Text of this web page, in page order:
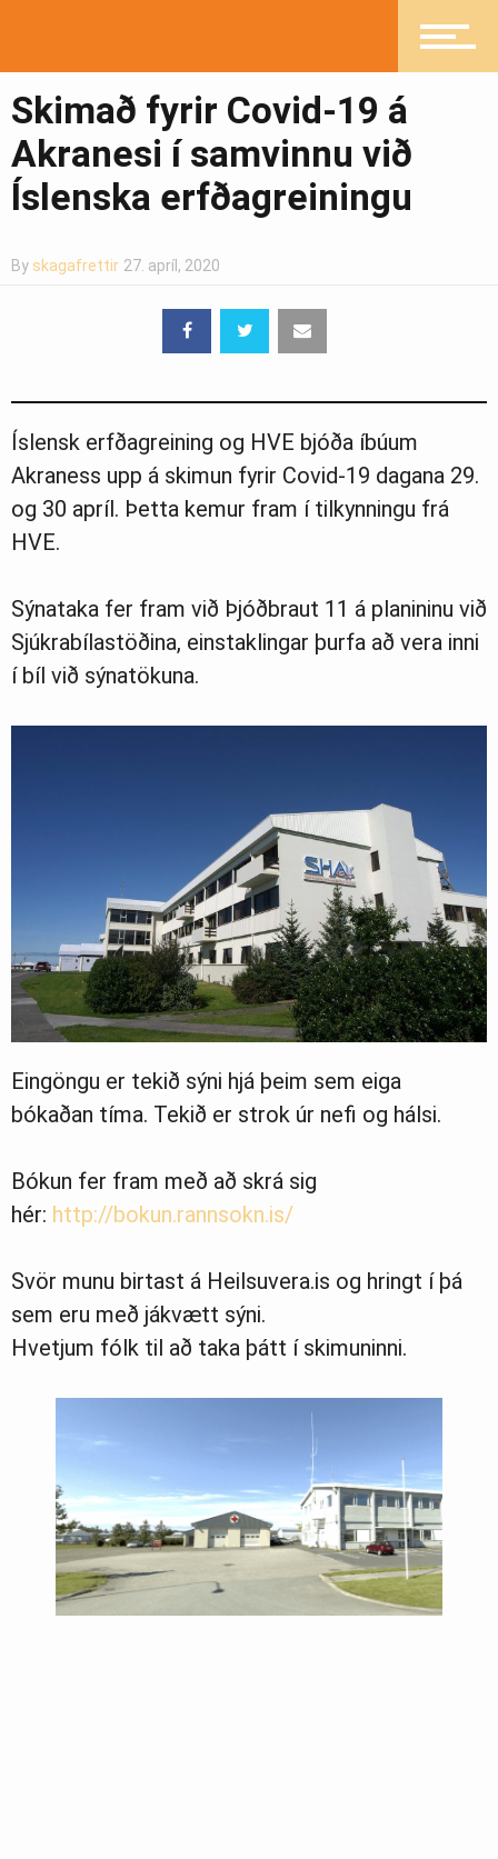
Mannlíf
Ljósmyndasafn
Skimað fyrir Covid-19 á
Akranesi í samvinnu við
Íslenska erfðagreiningu
By skagafrettir 27. apríl, 2020
Íslensk erfðagreining og HVE bjóða íbúum
Akraness upp á skimun fyrir Covid-19 dagana 29.
og 30 apríl. Þetta kemur fram í tilkynningu frá
HVE.
Sýnataka fer fram við Þjóðbraut 11 á planininu við
Sjúkrabílastöðina, einstaklingar þurfa að vera inni
í bíl við sýnatökuna.
Eingöngu er tekið sýni hjá þeim sem eiga
bókaðan tíma. Tekið er strok úr nefi og hálsi.
Bókun fer fram með að skrá sig
hér: http://bokun.rannsokn.is/
Svör munu birtast á Heilsuvera.is og hringt í þá
sem eru með jákvætt sýni.
Hvetjum fólk til að taka þátt í skimuninni.